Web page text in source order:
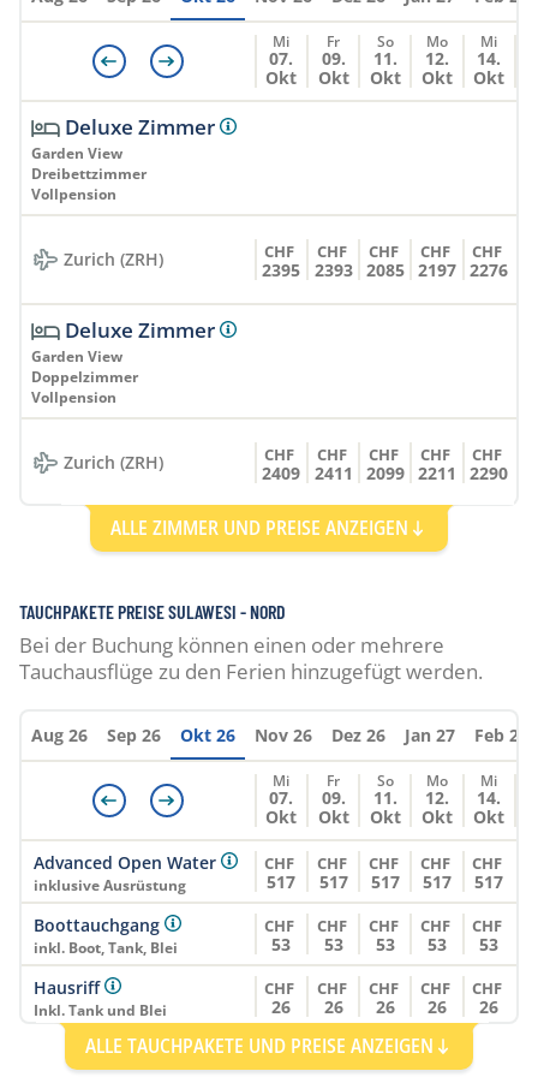
Mi
07.
Okt
Fr
09.
Okt
So
11.
Okt
Mo
12.
Okt
Mi
14.
Okt
Deluxe Zimmer
Garden View
Dreibettzimmer
Vollpension
Zurich (ZRH) CHF
2395
CHF
2393
CHF
2085
CHF
2197
CHF
2276
Deluxe Zimmer
Garden View
Doppelzimmer
Vollpension
Zurich (ZRH) CHF
2409
CHF
2411
CHF
2099
CHF
2211
CHF
2290
Deluxe Bungalow
Beachfront
Zurich (ZRH) CHF
2416
CHF
2420
CHF
2106
CHF
2218 2297
Deluxe Bungalow
Beachfront
Doppelzimmer
Vollpension
Zurich (ZRH) CHF
2444
CHF
2456
CHF
2134
CHF
2246
CHF
2325
Deluxe Zimmer
Garden View
Einzelzimmer
Vollpension
Zurich (ZRH) CHF
ALLE ZIMMER UND PREISE ANZEIGEN
TAUCHPAKETE PREISE SULAWESI - NORD
Bei der Buchung können einen oder mehrere
Tauchausflüge zu den Ferien hinzugefügt werden.
Aug 26 Sep 26 Okt 26 Nov 26 Dez 26 Jan 27 Feb 27
Mi
07.
Okt
Fr
09.
Okt
So
11.
Okt
Mo
12.
Okt
Mi
14.
Okt
Advanced Open Water
inklusive Ausrüstung
CHF
517
CHF
517
CHF
517
CHF
517
CHF
517
Boottauchgang
inkl. Boot, Tank, Blei
CHF
53
CHF
53
CHF
53
CHF
53
CHF
53
Hausriff
Inkl. Tank und Blei
CHF
26
CHF
26
CHF
26
CHF
26
CHF
26
Open Water Diver
inklusive Ausrüstung
CHF
661
CHF
661
CHF
661
CHF
661
ALLE TAUCHPAKETE UND PREISE ANZEIGEN